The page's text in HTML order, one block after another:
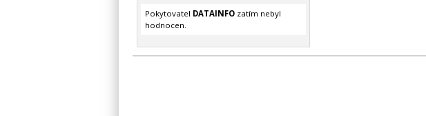
Pokytovatel DATAINFOzatím nebyl
hodnocen.